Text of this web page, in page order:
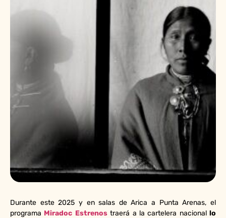
Durante este 2025 y en salas de Arica a Punta Arenas, el
programa Miradoc Estrenostraerá a la cartelera nacional lo